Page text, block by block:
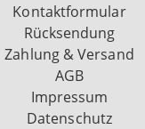
Kontaktformular
Rücksendung
Zahlung & Versand
AGB
Impressum
Datenschutz